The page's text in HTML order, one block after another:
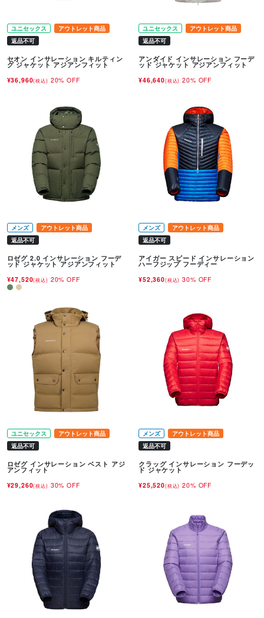
ユニセックス
アウトレット商品
返品不可
セオン インサレーション キルティン
グ ジャケット アジアンフィット
¥36,960(税込) 20% OFF
ユニセックス
アウトレット商品
返品不可
アンダイド インサレーション フーデ
ッド ジャケット アジアンフィット
¥46,640(税込) 20% OFF
メンズ
アウトレット商品
返品不可
ロゼグ 2.0 インサレーション フーデ
ッド ジャケット アジアンフィット
¥47,520(税込) 20% OFF
メンズ
アウトレット商品
返品不可
アイガー スピード インサレーション
ハーフジップ フーディー
¥52,360(税込) 30% OFF
ユニセックス
アウトレット商品
返品不可
ロゼグ インサレーション ベスト アジ
アンフィット
¥29,260(税込) 30% OFF
メンズ
アウトレット商品
返品不可
クラッグ インサレーション フーデッ
ド ジャケット
¥25,520(税込) 20% OFF